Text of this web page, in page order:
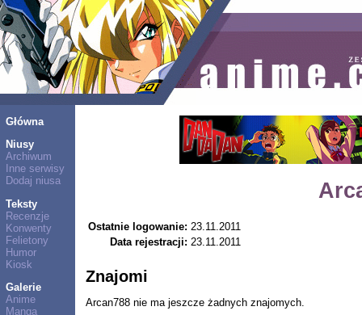
Główna
Niusy
Archiwum
Inne serwisy
Dodaj niusa
Teksty
Recenzje
Konwenty
Felietony
Humor
Kiosk
Galerie
Anime
Manga
Ostatnie logowanie: 23.11.2011
Data rejestracji: 23.11.2011
Znajomi
Arcan788 nie ma jeszcze żadnych znajomych.